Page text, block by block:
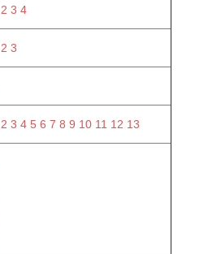
2 3 4
2 3
2 3 4 5 6 7 8 9 10 11 12 13